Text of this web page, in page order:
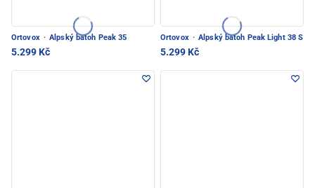
Ortovox · Alpský batoh Peak 35
5.299 Kč
Ortovox · Alpský batoh Peak Light 38 S
5.299 Kč